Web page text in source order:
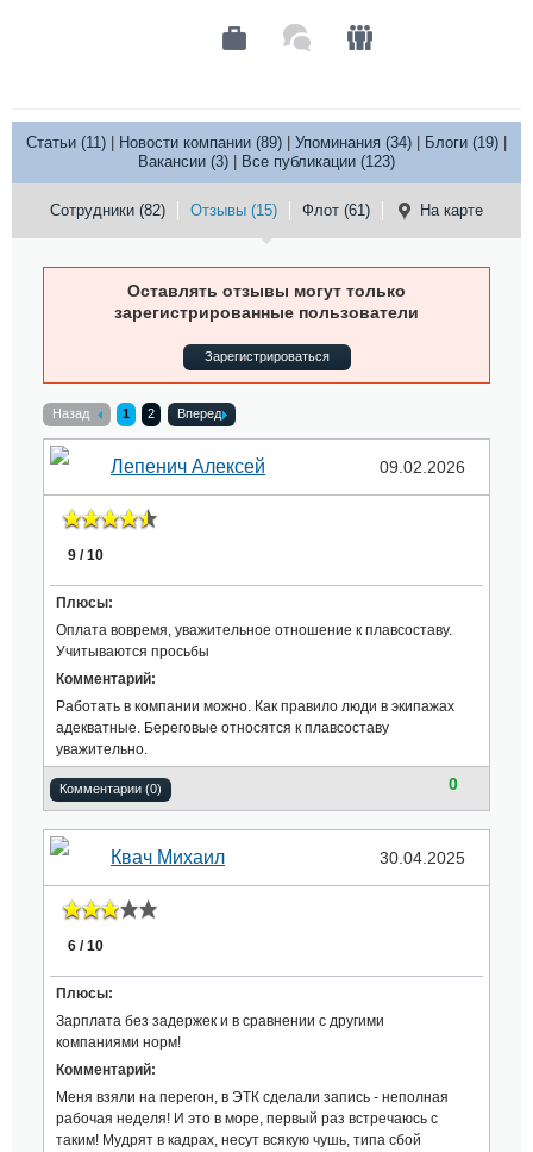
Статьи (11) Новости компании (89) Упоминания (34) Блоги (19)
Вакансии (3)
Все публикации (123)
Сотрудники (82) Отзывы (15) Флот (61) На карте
Оставлять отзывы могут только
зарегистрированные пользователи
Зарегистрироваться
Назад 1 2 Вперед
Лепенич Алексей 09.02.2026
9 / 10
Плюсы:
Оплата вовремя, уважительное отношение к плавсоставу.
Учитываются просьбы
Комментарий:
Работать в компании можно. Как правило люди в экипажах
адекватные. Береговые относятся к плавсоставу
уважительно.
Комментарии (0) 0
Квач Михаил 30.04.2025
6 / 10
Плюсы:
Зарплата без задержек и в сравнении с другими
компаниями норм!
Комментарий:
Меня взяли на перегон, в ЭТК сделали запись - неполная
рабочая неделя! И это в море, первый раз встречаюсь с
таким! Мудрят в кадрах, несут всякую чушь, типа сбой